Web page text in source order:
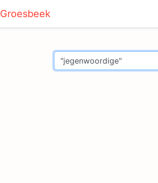
Groesbeek